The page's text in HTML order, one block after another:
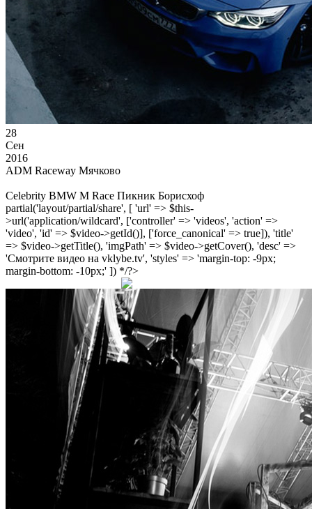
28
Сен
2016
ADM Raceway Мячково
Celebrity BMW M Race Пикник Борисхоф
partial('layout/partial/share', [ 'url' => $this-
>url('application/wildcard', ['controller' => 'videos', 'action' =>
'video', 'id' => $video->getId()], ['force_canonical' => true]), 'title'
=> $video->getTitle(), 'imgPath' => $video->getCover(), 'desc' =>
'Смотрите видео на vklybe.tv', 'styles' => 'margin-top: -9px;
margin-bottom: -10px;' ]) */?>